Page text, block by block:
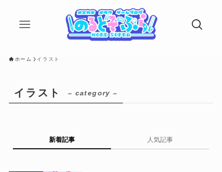
ホーム イラスト
イラスト – category –
新着記事 人気記事